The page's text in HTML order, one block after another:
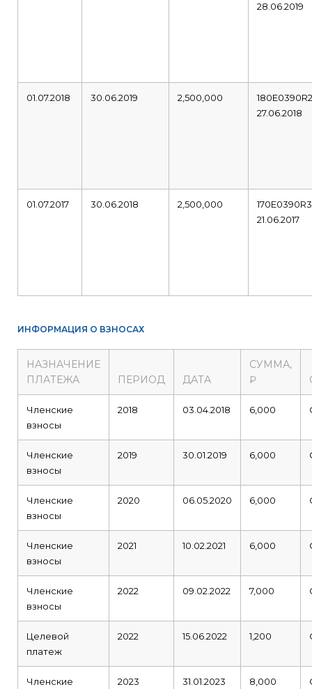
28.06.2019
01.07.2018 30.06.2019 2,500,000
27.06.2018
01.07.2017 30.06.2018 2,500,000
21.06.2017
ИНФОРМАЦИЯ О ВЗНОСАХ
НАЗНАЧЕНИЕ
ПЛАТЕЖА
ПЕРИОД ДАТА
СУММА,
₽
Членские
взносы
2018 03.04.2018 6,000
Членские
взносы
2019 30.01.2019 6,000
Членские
взносы
2020 06.05.2020 6,000
Членские
взносы
2021 10.02.2021 6,000
Членские
взносы
2022 09.02.2022 7,000
Целевой
платеж
2022 15.06.2022 1,200
Членские
2023 31.01.2023 8,000